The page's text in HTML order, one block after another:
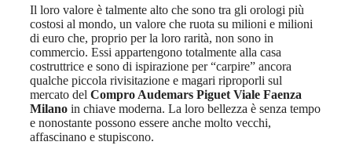
Il loro valore è talmente alto che sono tra gli orologi più
costosi al mondo, un valore che ruota su milioni e milioni
di euro che, proprio per la loro rarità, non sono in
commercio. Essi appartengono totalmente alla casa
costruttrice e sono di ispirazione per “carpire” ancora
qualche piccola rivisitazione e magari riproporli sul
mercato del Compro Audemars Piguet Viale Faenza
Milano in chiave moderna. La loro bellezza è senza tempo
e nonostante possono essere anche molto vecchi,
affascinano e stupiscono.